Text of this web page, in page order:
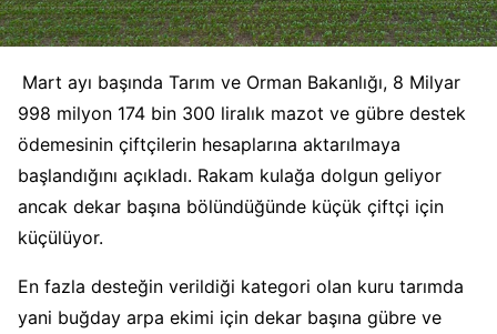
Mart ayı başında Tarım ve Orman Bakanlığı, 8 Milyar
998 milyon 174 bin 300 liralık mazot ve gübre destek
ödemesinin çiftçilerin hesaplarına aktarılmaya
başlandığını açıkladı. Rakam kulağa dolgun geliyor
ancak dekar başına bölündüğünde küçük çiftçi için
küçülüyor.
En fazla desteğin verildiği kategori olan kuru tarımda
yani buğday arpa ekimi için dekar başına gübre ve